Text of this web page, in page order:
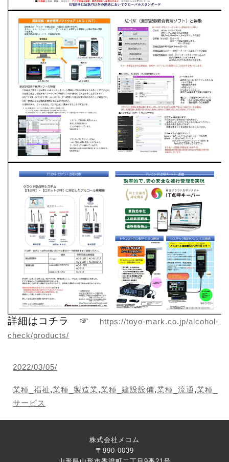
詳細はコチラ ☞
https://toyo-mark.co.jp/alcohol-
check/products/
2022/03/05/
業種_福祉,業種_製造業,業種_建設設備,業種_流通 ,業種_
サービス
株式会社メコム
〒990-0039